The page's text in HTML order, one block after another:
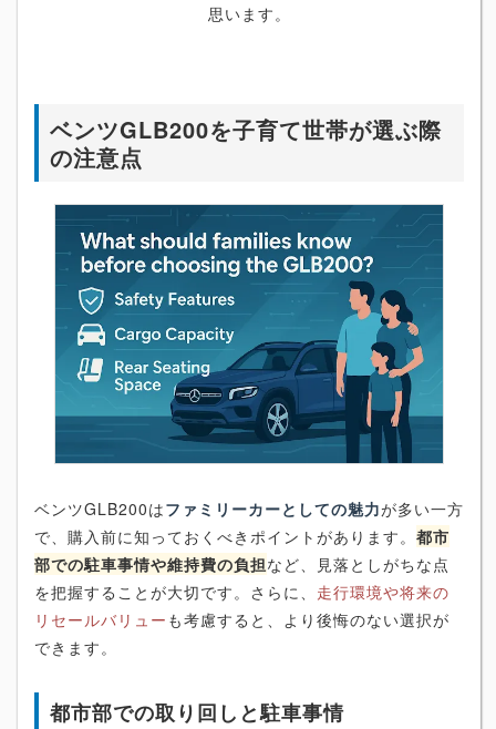
思います。
ベンツGLB200を子育て世帯が選ぶ際
の注意点
ベンツGLB200はファミリーカーとしての魅力が多い一方
で、購入前に知っておくべきポイントがあります。 都市
部での駐車事情や維持費の負担など、見落としがちな点
を把握することが大切です。さらに、 走行環境や将来の
リセールバリュー も考慮すると、より後悔のない選択が
できます。
都市部での取り回しと駐車事情